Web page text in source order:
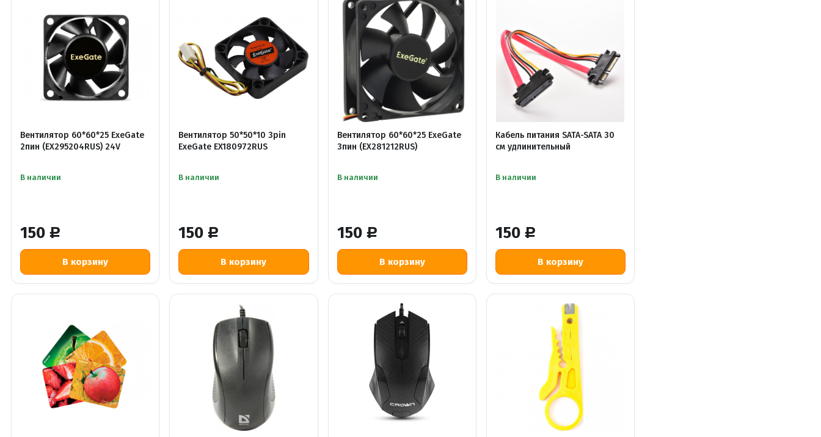
150 Р
Вентилятор 60*60*25 ExeGate
2пин (EX295204RUS) 24V
В наличии
150 Р
Вентилятор 50*50*10 3pin
ExeGate EX180972RUS
В наличии
150 Р
Вентилятор 60*60*25 ExeGate
3пин (EX281212RUS)
В наличии
150 Р
Кабель питания SATA-SATA 30
см удлинительный
В наличии